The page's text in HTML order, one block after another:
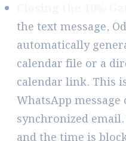
the text message,
automatically
calendar file or a
calendar link. This
WhatsApp
synchronized